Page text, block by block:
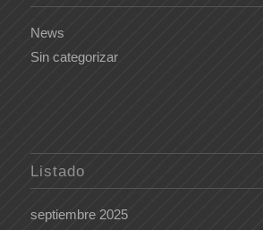
News
Sin categorizar
Listado
septiembre 2025